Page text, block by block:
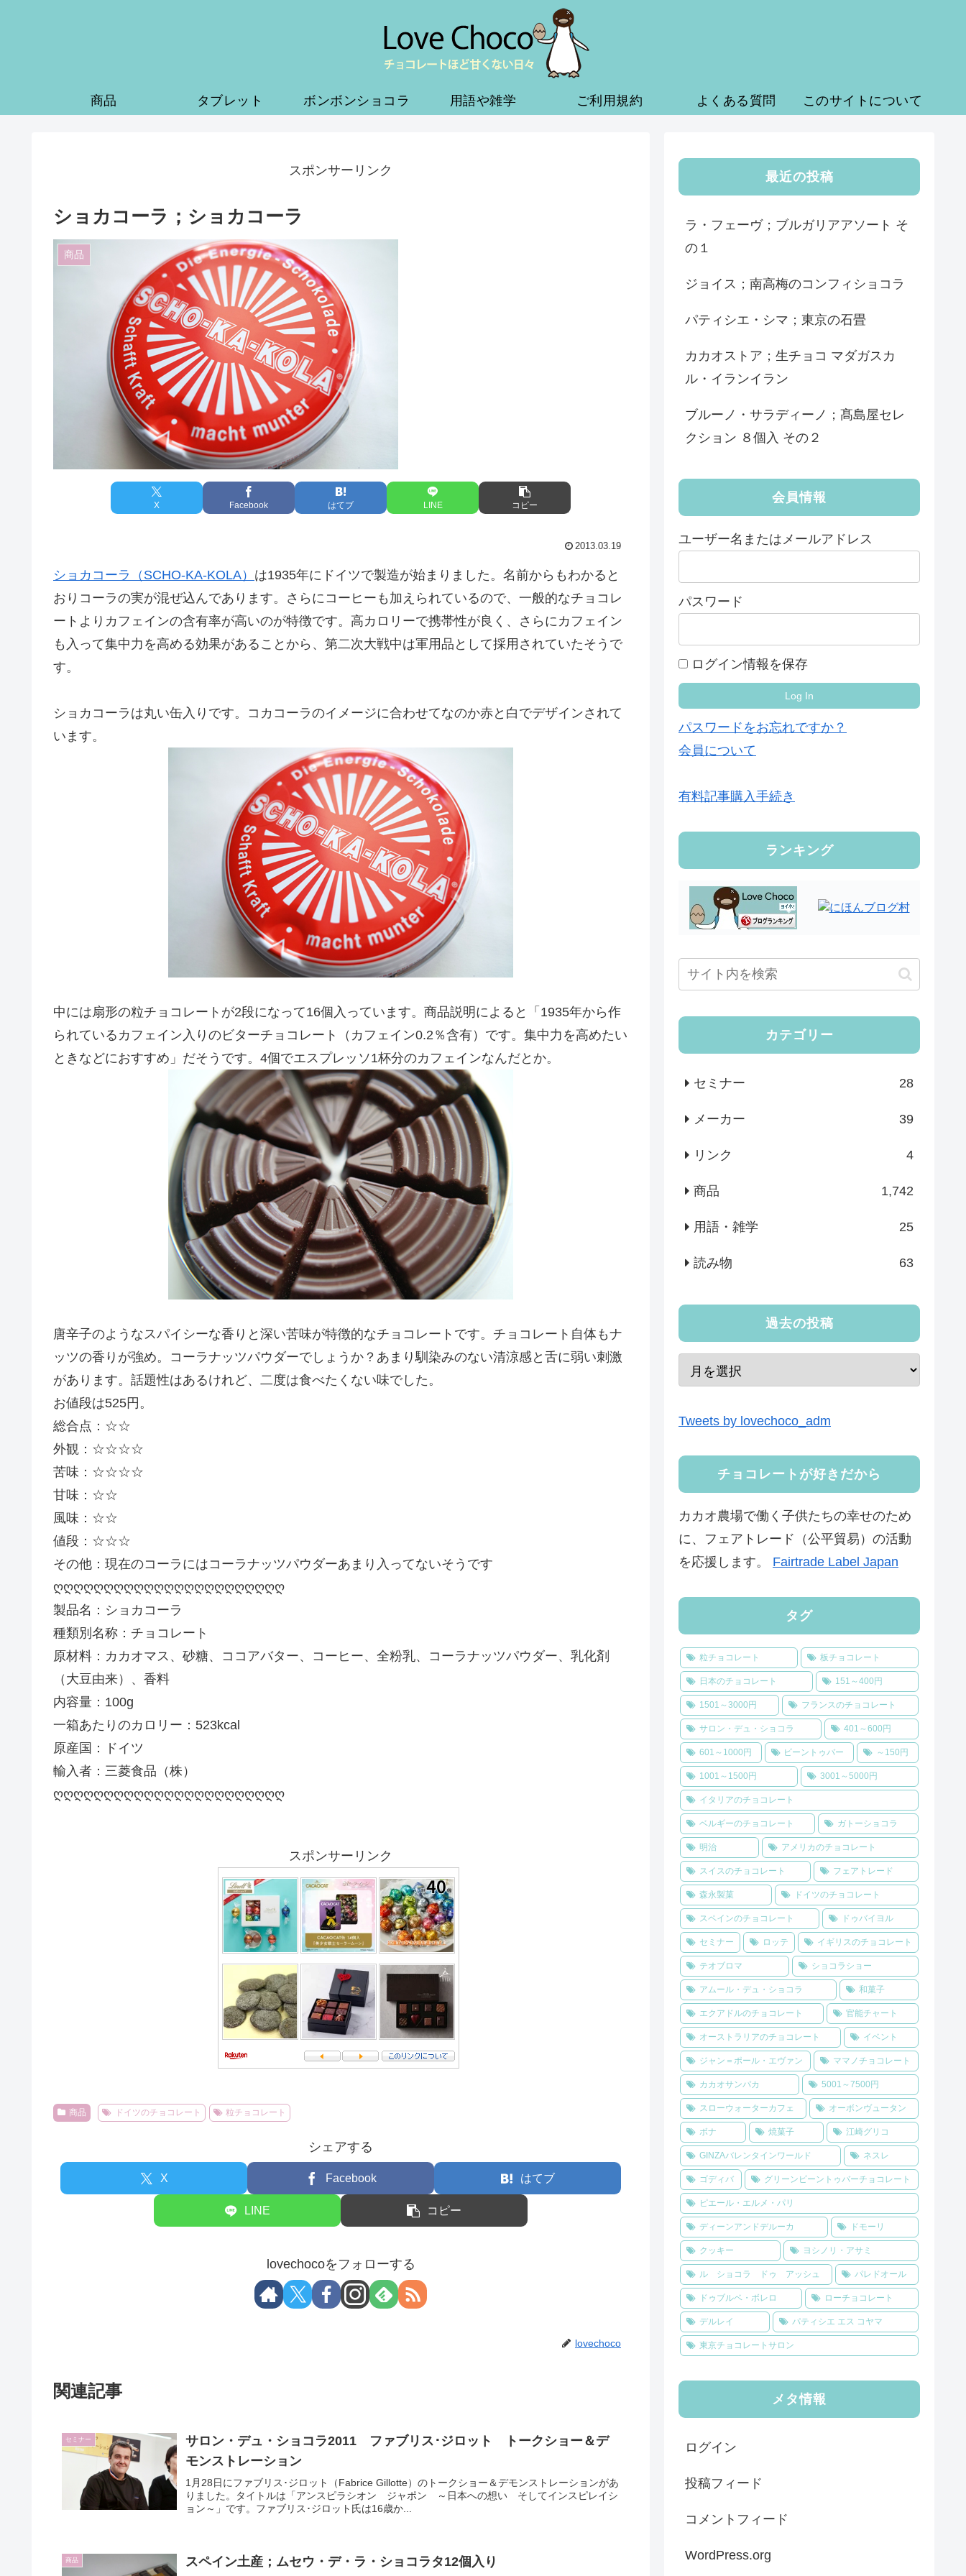
商品 タブレット ボンボンショコラ 用語や雑学 ご利用規約 よくある質問 このサイトについて
スポンサーリンク
ショカコーラ；ショカコーラ
商品
X Facebook はてブ LINE コピー
2013.03.19
ショカコーラ（SCHO-KA-KOLA） は1935年にドイツで製造が始まりました。名前からもわかると
おりコーラの実が混ぜ込んであります。さらにコーヒーも加えられているので、一般的なチョコレ
ートよりカフェインの含有率が高いのが特徴です。高カロリーで携帯性が良く、さらにカフェイン
も入って集中力を高める効果があることから、第二次大戦中は軍用品として採用されていたそうで
す。
ショカコーラは丸い缶入りです。コカコーラのイメージに合わせてなのか赤と白でデザインされて
います。
中には扇形の粒チョコレートが2段になって16個入っています。商品説明によると「1935年から作
られているカフェイン入りのビターチョコレート（カフェイン0.2％含有）です。集中力を高めたい
ときなどにおすすめ」だそうです。4個でエスプレッソ1杯分のカフェインなんだとか。
唐辛子のようなスパイシーな香りと深い苦味が特徴的なチョコレートです。チョコレート自体もナ
ッツの香りが強め。コーラナッツパウダーでしょうか？あまり馴染みのない清涼感と舌に弱い刺激
があります。話題性はあるけれど、二度は食べたくない味でした。
お値段は525円。
総合点：☆☆
外観：☆☆☆☆
苦味：☆☆☆☆
甘味：☆☆
風味：☆☆
値段：☆☆☆
その他：現在のコーラにはコーラナッツパウダーあまり入ってないそうです
ღღღღღღღღღღღღღღღღღღღღღღღ
製品名：ショカコーラ
種類別名称：チョコレート
原材料：カカオマス、砂糖、ココアバター、コーヒー、全粉乳、コーラナッツパウダー、乳化剤
（大豆由来）、香料
内容量：100g
一箱あたりのカロリー：523kcal
原産国：ドイツ
輸入者：三菱食品（株）
ღღღღღღღღღღღღღღღღღღღღღღღ
スポンサーリンク
商品 ドイツのチョコレート 粒チョコレート
シェアする
X Facebook はてブ
LINE コピー
lovechocoをフォローする
lovechoco
関連記事
セミナー
サロン・デュ・ショコラ2011 ファブリス･ジロット トークショー＆デ
モンストレーション
1月28日にファブリス･ジロット（Fabrice Gillotte）のトークショー＆デモンストレーションがあ
りました。タイトルは「アンスピラシオン ジャポン ～日本への想い そしてインスピレイシ
ョン～」です。ファブリス･ジロット氏は16歳か...
商品 スペイン土産；ムセウ・デ・ラ・ショコラタ12個入り
最近の投稿
ラ・フェーヴ；ブルガリアアソート そ
の１
ジョイス；南高梅のコンフィショコラ
パティシエ・シマ；東京の石畳
カカオストア；生チョコ マダガスカ
ル・イランイラン
ブルーノ・サラディーノ；髙島屋セレ
クション ８個入 その２
会員情報
ユーザー名またはメールアドレス
パスワード
ログイン情報を保存
パスワードをお忘れですか？
会員について
有料記事購入手続き
ランキング
カテゴリー
セミナー 28
メーカー 39
リンク 4
商品 1,742
用語・雑学 25
読み物 63
過去の投稿
Tweets by lovechoco_adm
チョコレートが好きだから
カカオ農場で働く子供たちの幸せのため
に、フェアトレード（公平貿易）の活動
を応援します。 Fairtrade Label Japan
タグ
粒チョコレート 板チョコレート
日本のチョコレート 151～400円
1501～3000円 フランスのチョコレート
サロン・デュ・ショコラ 401～600円
601～1000円 ビーントゥバー ～150円
1001～1500円 3001～5000円
イタリアのチョコレート
ベルギーのチョコレート ガトーショコラ
明治 アメリカのチョコレート
スイスのチョコレート フェアトレード
森永製菓 ドイツのチョコレート
スペインのチョコレート ドゥバイヨル
セミナー ロッテ イギリスのチョコレート
テオブロマ ショコラショー
アムール・デュ・ショコラ 和菓子
エクアドルのチョコレート 官能チャート
オーストラリアのチョコレート イベント
ジャン＝ポール・エヴァン ママノチョコレート
カカオサンパカ 5001～7500円
スローウォーターカフェ オーボンヴュータン
ボナ 焼菓子 江崎グリコ
GINZAバレンタインワールド ネスレ
ゴディバ グリーンビーントゥバーチョコレート
ピエール・エルメ・パリ
ディーンアンドデルーカ ドモーリ
クッキー ヨシノリ・アサミ
ル ショコラ ドゥ アッシュ パレドオール
ドゥブルベ・ボレロ ローチョコレート
デルレイ パティシエ エス コヤマ
東京チョコレートサロン
メタ情報
ログイン
投稿フィード
コメントフィード
WordPress.org